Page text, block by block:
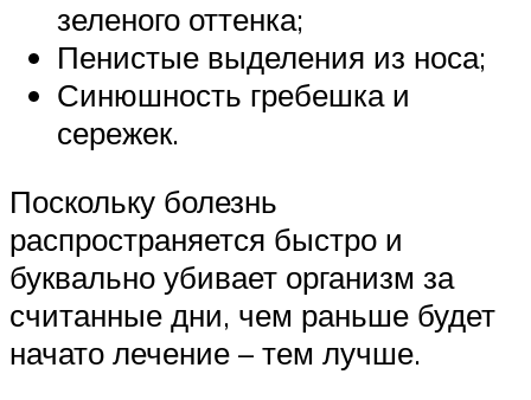
зеленого оттенка;
Пенистые выделения из носа;
Синюшность гребешка и
сережек.
Поскольку болезнь
распространяется быстро и
буквально убивает организм за
считанные дни, чем раньше будет
начато лечение – тем лучше.